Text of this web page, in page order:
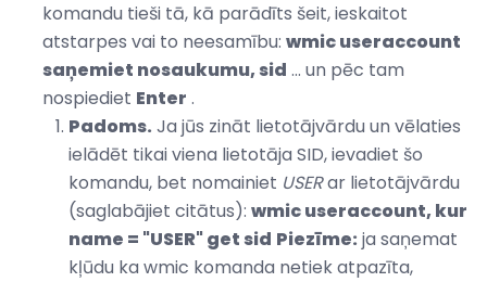
komandu tieši tā, kā parādīts šeit, ieskaitot
atstarpes vai to neesamību: wmic useraccount
saņemiet nosaukumu, sid ... un pēc tam
nospiediet Enter .
Padoms. Ja jūs zināt lietotājvārdu un vēlaties
ielādēt tikai viena lietotāja SID, ievadiet šo
komandu, bet nomainiet USERar lietotājvārdu
(saglabājiet citātus): wmic useraccount, kur
name = "USER" get sid Piezīme: ja saņemat
kļūdu ka wmic komanda netiek atpazīta,